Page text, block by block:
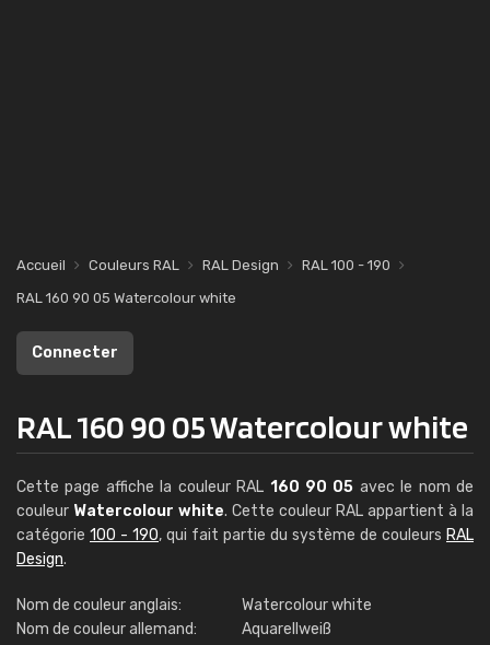
Accueil Couleurs RAL RAL Design
RAL 100 - 190
RAL 160 90 05 Watercolour white
Connecter
RAL 160 90 05 Watercolour white
Cette page affiche la couleur RAL 160 90 05 avec le nom de
couleur Watercolour white. Cette couleur RAL appartient à la
catégorie 100 - 190, qui fait partie du système de couleurs RAL
Design.
Nom de couleur anglais:
Watercolour white
Nom de couleur allemand:
Aquarellweiß